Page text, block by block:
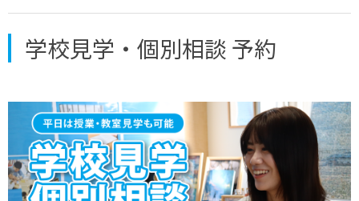
学校見学・個別相談 予約